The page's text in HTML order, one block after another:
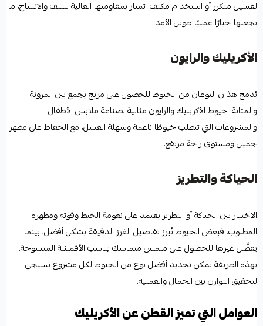
لغسيل متكرر أو استخدام مكثف. تمتاز بمقاومتها العالية للتلف والاتساخ، ما
يجعلها خيارًا عمليًا طويل الأمد.
الأكريليك والرايون
يُدمج هذان النوعان من الخيوط للحصول على مزيج يجمع بين المرونة
والمتانة. خيوط الأكريليك والرايون مثالية لصناعة ملابس الأطفال
والمشروعات التي تتطلب خيوطًا ناعمة وسهلة الغسل، مع الحفاظ على مظهر
جميل ومستوى راحة مرتفع.
الحياكة والتطريز
الاختيار بين الحياكة أو التطريز يعتمد على نعومة الخيط وقوته ومظهره
المطلوب. فبعض الخيوط تُبرز تفاصيل الغرز الدقيقة بشكل أفضل، بينما
يفضَّل غيرها للحصول على ملمس متماسك يناسب الأقمشة المنسوجة.
بهذه الطريقة يمكن تحديد أفضل نوع من الخيوط لكل مشروع نسيجي
لتحقيق التوازن بين الجمال والعملية.
العوامل التي تميز القطن عن الأكريليك